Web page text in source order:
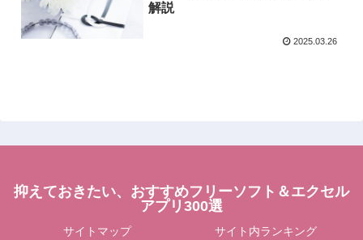
解説
2025.03.26
抑えておきたい、おすすめフリーソフト＆エクセル
アプリ300選
サイトマップ サイト内ランキング